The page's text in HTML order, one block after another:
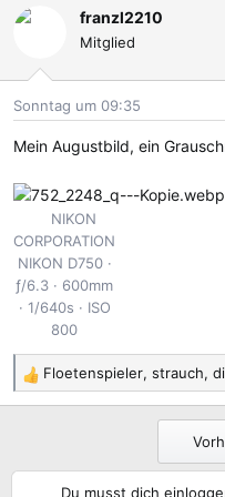
k
o
n
n
franzl2210
Mitglied
Sonntag um 09:35
Mein Augustbild, ein
NIKON
CORPORATION
NIKON D750
ƒ/6.3
600mm
1/640s
ISO
800
R
e
t
Floetenspieler, strauch,
Du musst dich